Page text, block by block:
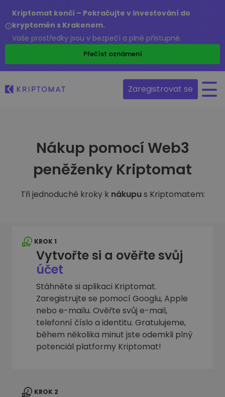
Kriptomat končí – Pokračujte v investování do
kryptoměn s Krakenem.
Vaše prostředky jsou v bezpečí a plně přístupné.
Přečíst oznámení
Zaregistrovat se
Nákup pomocí Web3
peněženky Kriptomat
Tři jednoduché kroky k nákupus Kriptomatem:
KROK 1
Vytvořte si a ověřte svůj
účet
Stáhněte si aplikaci Kriptomat.
Zaregistrujte se pomocí Googlu, Apple
nebo e-mailu. Ověřte svůj e-mail,
telefonní číslo a identitu. Gratulujeme,
během několika minut jste odemkli plný
potenciál platformy Kriptomat!
KROK 2